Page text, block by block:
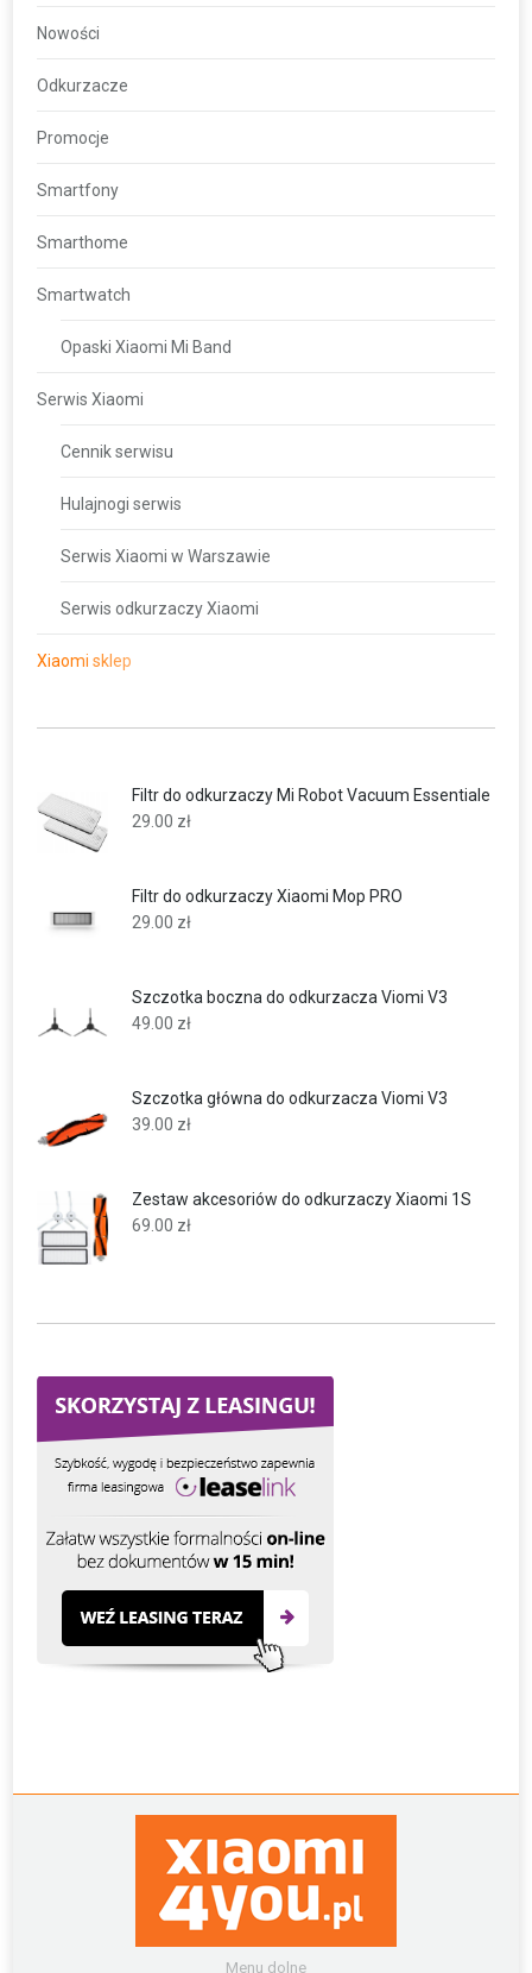
Nowości
Odkurzacze
Promocje
Smartfony
Smarthome
Smartwatch
Opaski Xiaomi Mi Band
Serwis Xiaomi
Cennik serwisu
Hulajnogi serwis
Serwis Xiaomi w Warszawie
Serwis odkurzaczy Xiaomi
Xiaomi sklep
Filtr do odkurzaczy Mi Robot Vacuum Essentiale
29.00 zł
Filtr do odkurzaczy Xiaomi Mop PRO
29.00 zł
Szczotka boczna do odkurzacza Viomi V3
49.00 zł
Szczotka główna do odkurzacza Viomi V3
39.00 zł
Zestaw akcesoriów do odkurzaczy Xiaomi 1S
69.00 zł
Menu dolne